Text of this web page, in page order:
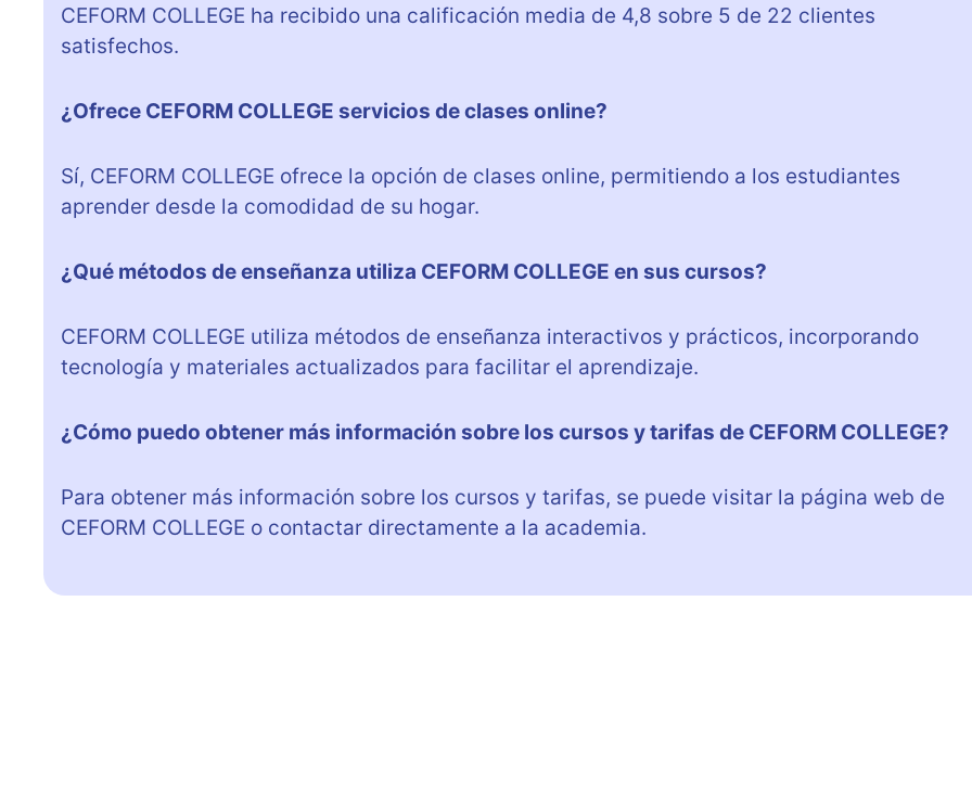
CEFORM COLLEGE ha recibido una calificación media de 4,8 sobre 5 de 22 clientes
satisfechos.
¿Ofrece CEFORM COLLEGE servicios de clases online?
Sí, CEFORM COLLEGE ofrece la opción de clases online, permitiendo a los estudiantes
aprender desde la comodidad de su hogar.
¿Qué métodos de enseñanza utiliza CEFORM COLLEGE en sus cursos?
CEFORM COLLEGE utiliza métodos de enseñanza interactivos y prácticos, incorporando
tecnología y materiales actualizados para facilitar el aprendizaje.
¿Cómo puedo obtener más información sobre los cursos y tarifas de CEFORM COLLEGE?
Para obtener más información sobre los cursos y tarifas, se puede visitar la página web de
CEFORM COLLEGE o contactar directamente a la academia.